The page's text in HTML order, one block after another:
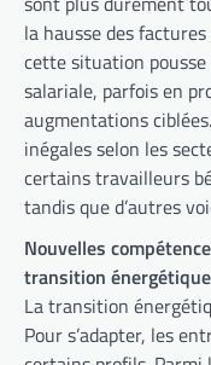
la hausse des
cette situation
salariale, parfois en
augmentations
inégales selon les
certains travailleurs
tandis que d’autres
Nouvelles
transition énergétique
La transition
Pour s’adapter, les